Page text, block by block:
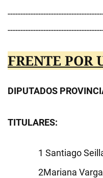
FRENTE POR
DIPUTADOS
TITULARES:
Santiago
Mariana